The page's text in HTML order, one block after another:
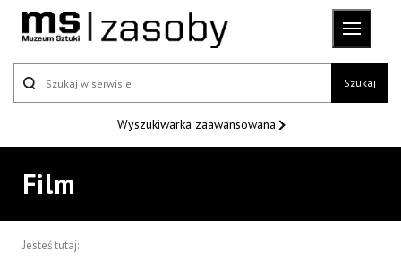
Szukaj
Wyszukiwarka zaawansowana
Film
Jesteś tutaj: